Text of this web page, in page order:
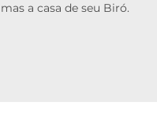
a casa de seu Biró.